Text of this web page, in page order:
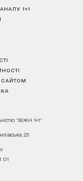
1+1
САЙТОМ
"ВІЖН 1+1"
23
01